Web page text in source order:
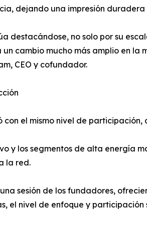
dejando una impresión duradera
destacándose, no solo por su
cambio mucho más amplio en
CEO y cofundador.
con el mismo nivel de
y los segmentos de alta energía
la red.
sesión de los fundadores,
el nivel de enfoque y